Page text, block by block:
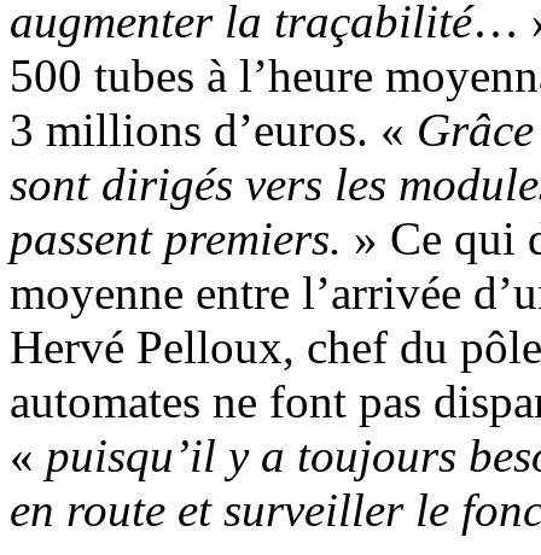
augmenter la traçabilité…
500 tubes à l’heure
3 millions d’euros. «
sont dirigés vers les
passent premiers. » Ce qui
moyenne entre l’arrivée
Hervé Pelloux, chef du
automates ne font pas
« puisqu’il y a toujours
en route et surveiller le